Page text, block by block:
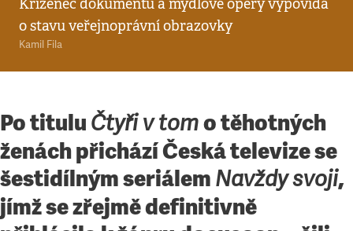
Kříženec dokumentu a mýdlové opery vypovídá
o stavu veřejnoprávní obrazovky
Kamil Fila
Po titulu Čtyři v tomo těhotných
ženách přichází Česká televize se
šestidílným seriálem Navždy svoji,
jímž se zřejmě definitivně